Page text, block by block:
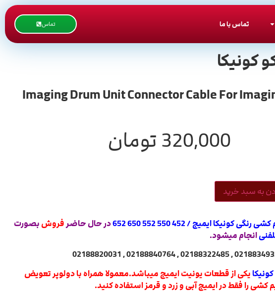
تماس با ما تماس
کونیکا
320,000 تومان
به سبد خرید
رنگی کونیکا ایمیج / 452 550 552 650 652 در حال حاضر فروش بصورت
انجام میشود.
یکی از قطعات یونیت ایمیج میباشد.معمولا همراه با دولوپر تعویض
را فقط در ایمیج آبی و زرد و قرمز استفاده کنید.